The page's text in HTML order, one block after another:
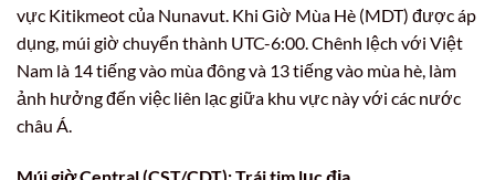
vực Kitikmeot của Nunavut. Khi Giờ Mùa Hè (MDT) được áp
dụng, múi giờ chuyển thành UTC-6:00. Chênh lệch với Việt
Nam là 14 tiếng vào mùa đông và 13 tiếng vào mùa hè, làm
ảnh hưởng đến việc liên lạc giữa khu vực này với các nước
châu Á.